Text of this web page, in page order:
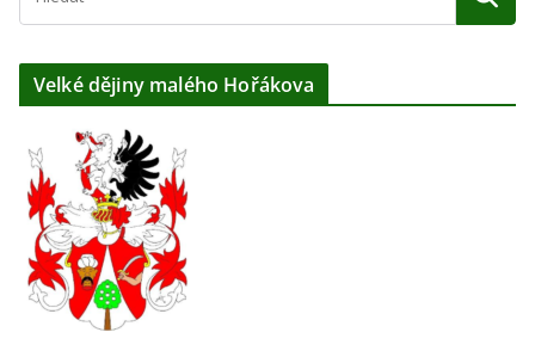
Velké dějiny malého Hořákova